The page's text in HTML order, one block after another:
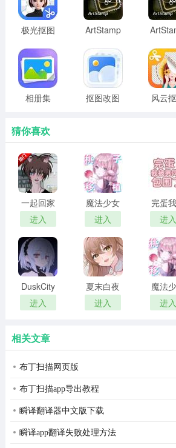
交圈。
ArtStamp软件拼图入门教程
1、在本页面下载ArtStamp软件，安
2、点击使用，进入拍摄页面，选择你
点击“打孔并保存”。
3、可以选择下方不同的图案来拍摄打
5、选择编辑，然后选中照片后进行拼
6、还可以查看我的收藏的拍摄的照片
极光抠图
ArtStamp
版
相册集
抠图改图
风云
猜你喜欢
一起回家
吧 汉化版
进入
魔法少女
露娜的灾
难 官方正
版
进入
完蛋
男同学
围了
版
进入
DuskCity
汉化版
进入
夏末白夜
进入
魔法
露娜的
难 安
进入
相关文章
布丁扫描网页版
布丁扫描app导出教程
瞬译翻译器中文版下载
瞬译app翻译失败处理方法